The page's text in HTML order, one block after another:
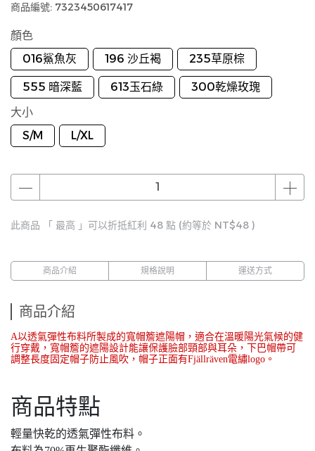
商品編號: 7323450617417
顏色
016鯊魚灰
196 沙丘褐 235草原棕
555 暗深藍 613玉石綠
300乾燥玫瑰
大小
S/M
L/XL
此商品 「 最高 」可以折抵紅利 48 點 (約等於 NT$48 )
商品介紹 規格說明 運送方式
商品介紹
A以透氣彈性布料所製成的寬帽簷遮陽帽，適合在溫暖陽光氣候的健
行穿戴，寬帽簷的遮陽設計能讓保護臉部頸部與耳朵，下巴帽帶可
調整長度固定帽子防止風吹，帽子正面有Fjällräven電繡logo。
商品特點
輕量快乾的透氣彈性布料。